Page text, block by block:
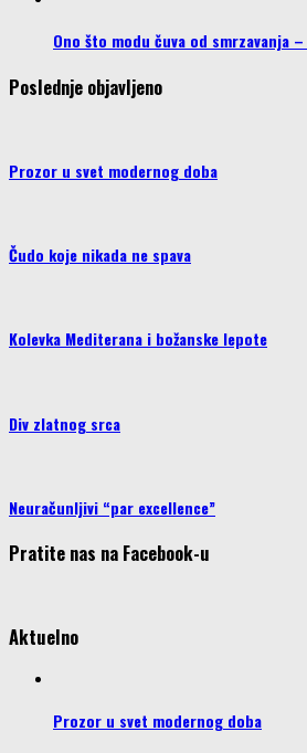
Ono što modu čuva od smrzavanja
Poslednje objavljeno
Prozor u svet modernog doba
Čudo koje nikada ne spava
Kolevka Mediterana i božanske lepote
Div zlatnog srca
Neuračunljivi “par excellence”
Pratite nas na Facebook-u
Aktuelno
Prozor u svet modernog doba